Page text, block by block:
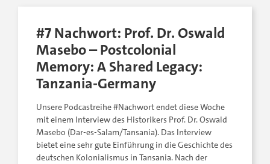
#7 Nachwort: Prof. Dr. Oswald
Masebo – Postcolonial
Memory: A Shared Legacy:
Tanzania-Germany
Unsere Podcastreihe #Nachwort endet diese Woche
mit einem Interview des Historikers Prof. Dr. Oswald
Masebo (Dar-es-Salam/Tansania). Das Interview
bietet eine sehr gute Einführung in die Geschichte des
deutschen Kolonialismus in Tansania. Nach der